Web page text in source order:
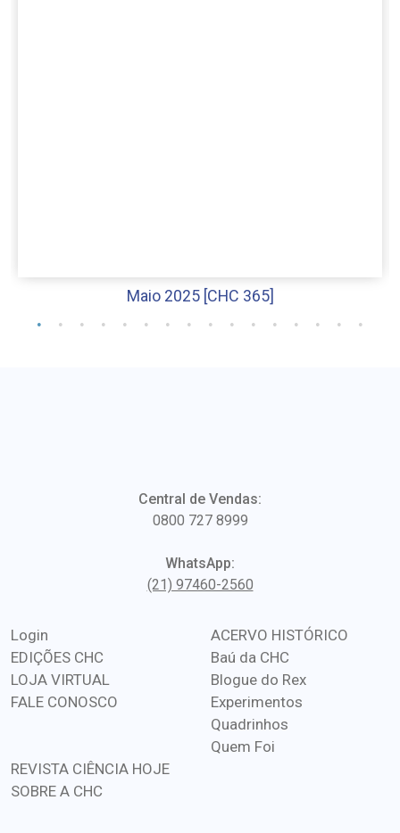
Maio 2025 [CHC 365]
Central de Vendas:
0800 727 8999
WhatsApp:
(21) 97460-2560
Login
EDIÇÕES CHC
LOJA VIRTUAL
FALE CONOSCO
ACERVO HISTÓRICO
Baú da CHC
Blogue do Rex
Experimentos
Quadrinhos
Quem Foi
REVISTA CIÊNCIA HOJE
SOBRE A CHC